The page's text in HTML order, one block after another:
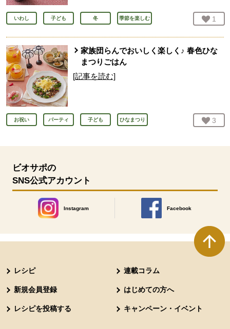
いわし 子ども 冬 季節を楽しむ お気
1
家族団らんでおいしく楽しく♪ 春色ひな
まつりごはん
[記事を読む]
お祝い パーティ 子ども ひなまつり お気
3
ビオサポの
SNS公式アカウント
Instagram
別のウィンドウで開きます。
Facebook
別のウィンドウで開きます
レシピ 連載コラム
新規会員登録 はじめての方へ
レシピを投稿する キャンペーン・イベント